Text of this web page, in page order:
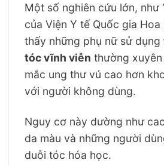
Một số nghiên cứu lớn, như
của Viện Y tế Quốc gia Hoa
thấy những phụ nữ sử dụng
tóc vĩnh viễn thường
mắc ung thư vú cao hơn
với người không dùng.
Nguy cơ này dường như
da màu và những người
duỗi tóc hóa học.